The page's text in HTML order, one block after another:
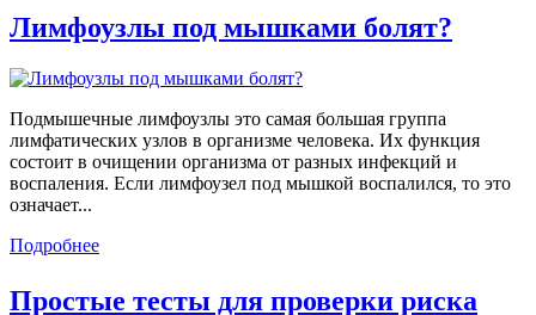
Лимфоузлы под мышками болят?
Подмышечные лимфоузлы это самая большая группа
лимфатических узлов в организме человека. Их функция
состоит в очищении организма от разных инфекций и
воспаления. Если лимфоузел под мышкой воспалился, то это
означает...
Подробнее
Простые тесты для проверки риска